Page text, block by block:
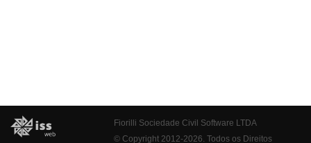
Fiorilli Sociedade Civil Software LTDA
© Copyright 2012-2026. Todos os Direitos